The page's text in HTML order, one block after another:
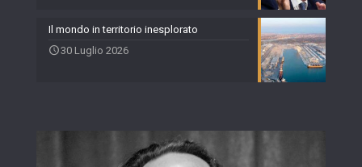
Il mondo in territorio inesplorato
30 Luglio 2026